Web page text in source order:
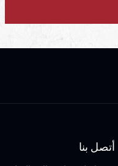
أتصل بنا